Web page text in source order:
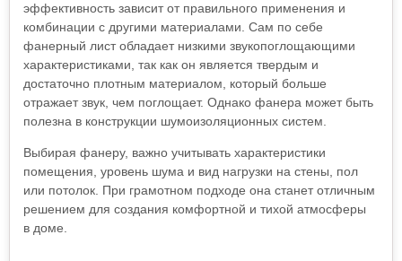
эффективность зависит от правильного применения и
комбинации с другими материалами. Сам по себе
фанерный лист обладает низкими звукопоглощающими
характеристиками, так как он является твердым и
достаточно плотным материалом, который больше
отражает звук, чем поглощает. Однако фанера может быть
полезна в конструкции шумоизоляционных систем.
Выбирая фанеру, важно учитывать характеристики
помещения, уровень шума и вид нагрузки на стены, пол
или потолок. При грамотном подходе она станет отличным
решением для создания комфортной и тихой атмосферы
в доме.